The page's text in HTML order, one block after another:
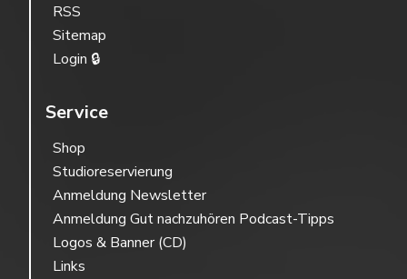
RSS
Sitemap
Login 🔒
Service
Shop
Studioreservierung
Anmeldung Newsletter
Anmeldung Gut nachzuhören Podcast-Tipps
Logos & Banner (CD)
Links